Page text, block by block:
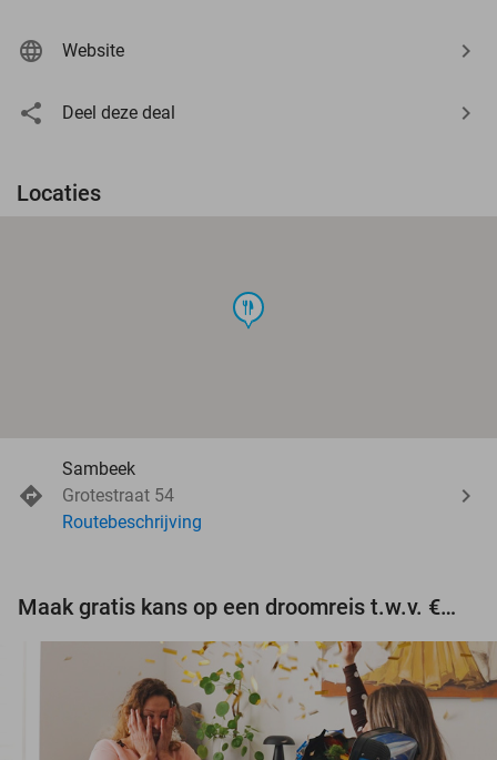
Website
Deel deze deal
Locaties
food
Sambeek
Grotestraat 54
Routebeschrijving
Maak gratis kans op een droomreis t.w.v. €3.000!